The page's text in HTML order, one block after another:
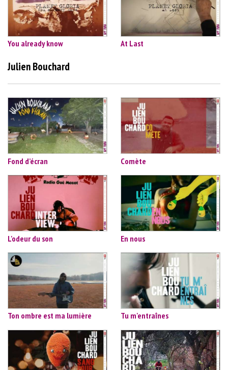
You already know At Last
Julien Bouchard
Fond d’écran Comète
L'odeur du son En nous
Ton ombre est ma lumière Tu m'entraînes